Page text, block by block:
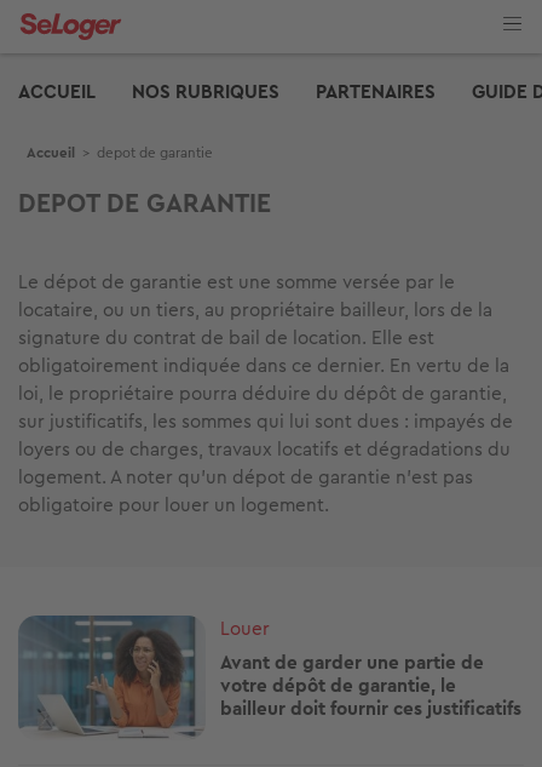
Aller
ACCUEIL
NOS RUBRIQUES PARTENAIRES GUIDE
Fil d'Ariane
Accueil > depot de garantie
DEPOT DE GARANTIE
Le dépot de garantie est une somme versée par le
locataire, ou un tiers, au propriétaire bailleur, lors de la
signature du contrat de bail de location. Elle est
obligatoirement indiquée dans ce dernier. En vertu de la
loi, le propriétaire pourra déduire du dépôt de garantie,
sur justificatifs, les sommes qui lui sont dues : impayés de
loyers ou de charges, travaux locatifs et dégradations du
logement. A noter qu'un dépot de garantie n'est pas
obligatoire pour louer un logement.
Image
Louer
Avant de garder une partie de
votre dépôt de garantie, le
bailleur doit fournir ces justificatifs